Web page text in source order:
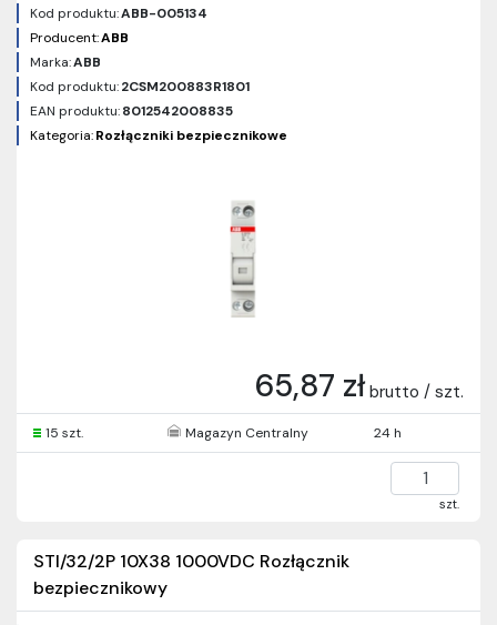
Kod produktu:ABB-005134
Producent:ABB
Marka:ABB
Kod produktu:2CSM200883R1801
EAN produktu:8012542008835
Kategoria:Rozłączniki bezpiecznikowe
65,87 zł brutto / szt.
15 szt. Magazyn Centralny 24 h
szt.
STI/32/2P 10X38 1000VDC Rozłącznik
bezpiecznikowy